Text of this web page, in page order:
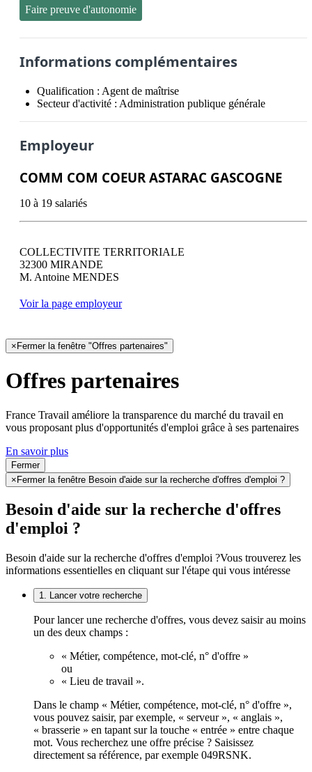
Faire preuve d'autonomie
Informations complémentaires
Qualification : Agent de maîtrise
Secteur d'activité : Administration publique générale
Employeur
COMM COM COEUR ASTARAC GASCOGNE
10 à 19 salariés
COLLECTIVITE TERRITORIALE
32300 MIRANDE
Voir la page employeur
×Fermer la fenêtre "Offres partenaires"
Offres partenaires
France Travail améliore la transparence du marché du travail en
vous proposant plus d'opportunités d'emploi grâce à ses partenaires
En savoir plus
Fermer
×Fermer la fenêtre Besoin d'aide sur la recherche d'offres d'emploi ?
Besoin d'aide sur la recherche d'offres
d'emploi ?
Besoin d'aide sur la recherche d'offres d'emploi ?Vous trouverez les
informations essentielles en cliquant sur l'étape qui vous intéresse
1. Lancer votre recherche
Pour lancer une recherche d'offres, vous devez saisir au moins
un des deux champs :
« Métier, compétence, mot-clé, n° d'offre »
ou
« Lieu de travail ».
Dans le champ « Métier, compétence, mot-clé, n° d'offre »,
vous pouvez saisir, par exemple, « serveur », « anglais »,
« brasserie » en tapant sur la touche « entrée » entre chaque
mot. Vous recherchez une offre précise ? Saisissez
directement sa référence, par exemple 049RSNK.